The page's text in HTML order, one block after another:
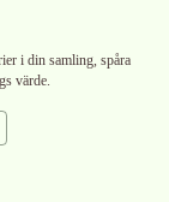
i din samling, spåra
värde.